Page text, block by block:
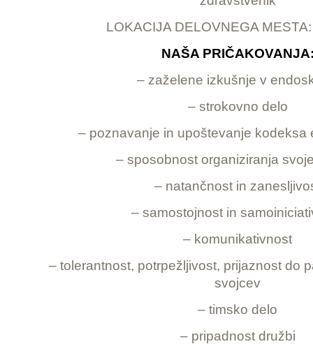
LOKACIJA DELOVNEGA
NAŠA
– zaželene izkušnje v
– strokovno delo
– poznavanje in upoštevanje kodeksa
– sposobnost organiziranja
– natančnost in
– samostojnost in
– komunikativnost
– tolerantnost, potrpežljivost, prijaznost do
svojcev
– timsko delo
– pripadnost družbi